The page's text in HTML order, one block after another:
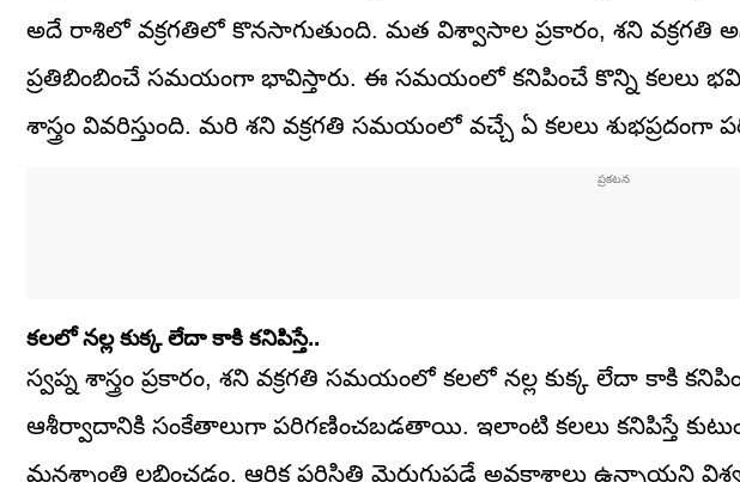
అదే రాశిలో వక్రగతిలో కొనసాగుతుంది. మత విశ్వాసాల ప్రకారం, శని వక్రగతి
ప్రతిబింబించే సమయంగా భావిస్తారు. ఈ సమయంలో కనిపించే కొన్ని కలలు
శాస్త్రం వివరిస్తుంది. మరి శని వక్రగతి సమయంలో వచ్చే ఏ కలలు
కలలో నల్ల కుక్క లేదా కాకి కనిపిస్తే..
స్వప్న శాస్త్రం ప్రకారం, శని వక్రగతి సమయంలో కలలో నల్ల కుక్క లేదా కాకి
ఆశీర్వాదానికి సంకేతాలుగా పరిగణించబడతాయి. ఇలాంటి కలలు కనిపిస్తే
మనశ్శాంతి లభించడం, ఆర్థిక పరిస్థితి మెరుగుపడే అవకాశాలు ఉన్నాయని